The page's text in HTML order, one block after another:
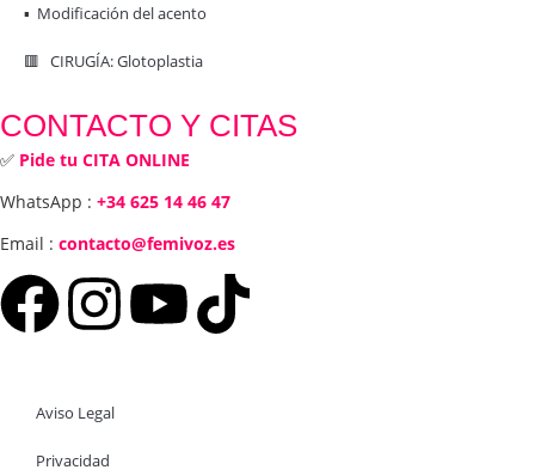
▪️ Modificación del acento
🟥 CIRUGÍA: Glotoplastia
CONTACTO Y CITAS
✅ Pide tu CITA ONLINE
WhatsApp : +34 625 14 46 47
Email : contacto@femivoz.es
Aviso Legal
Privacidad